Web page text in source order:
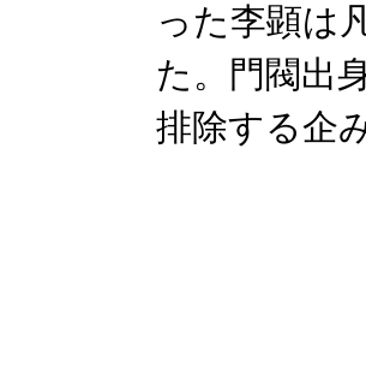
った李顕は
た。門閥出
排除する企